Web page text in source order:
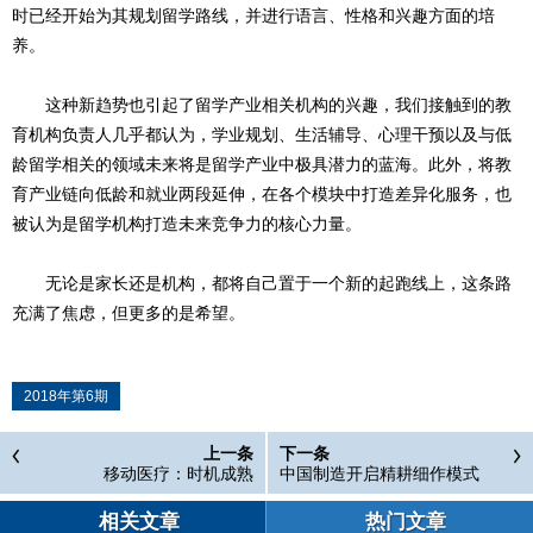
时已经开始为其规划留学路线，并进行语言、性格和兴趣方面的培
养。
这种新趋势也引起了留学产业相关机构的兴趣，我们接触到的教
育机构负责人几乎都认为，学业规划、生活辅导、心理干预以及与低
龄留学相关的领域未来将是留学产业中极具潜力的蓝海。此外，将教
育产业链向低龄和就业两段延伸，在各个模块中打造差异化服务，也
被认为是留学机构打造未来竞争力的核心力量。
无论是家长还是机构，都将自己置于一个新的起跑线上，这条路
充满了焦虑，但更多的是希望。
2018年第6期
上一条
移动医疗：时机成熟
下一条
中国制造开启精耕细作模式
相关文章 热门文章